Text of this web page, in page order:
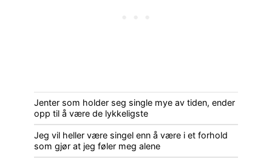
Jenter som holder seg single mye av tiden, ender
opp til å være de lykkeligste
Jeg vil heller være singel enn å være i et forhold
som gjør at jeg føler meg alene